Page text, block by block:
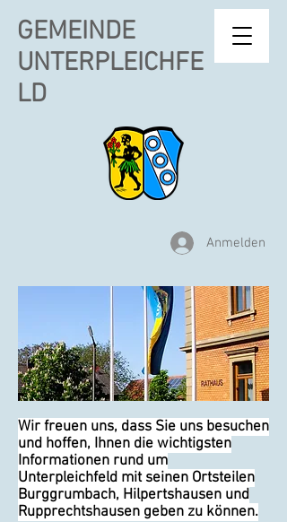
GEMEINDE
UNTERPLEICHFE
LD
Wir freuen uns, dass Sie uns besuchen
und hoffen, Ihnen die wichtigsten
Informationen rund um
Unterpleichfeld mit seinen Ortsteilen
Burggrumbach, Hilpertshausen und
Rupprechtshausen geben zu können.
Anmelden